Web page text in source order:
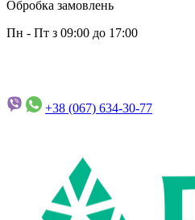
Обробка замовлень
Пн - Пт з 09:00 до 17:00
+38 (067) 634-30-77